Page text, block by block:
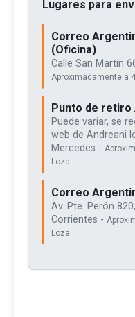
Lugares para
Correo
(Oficina)
Calle San Martín
Aproximadamente a
Punto de retiro
Puede variar, se
web de Andreani
Mercedes -
Loza
Correo
Av. Pte. Perón
Corrientes -
Loza